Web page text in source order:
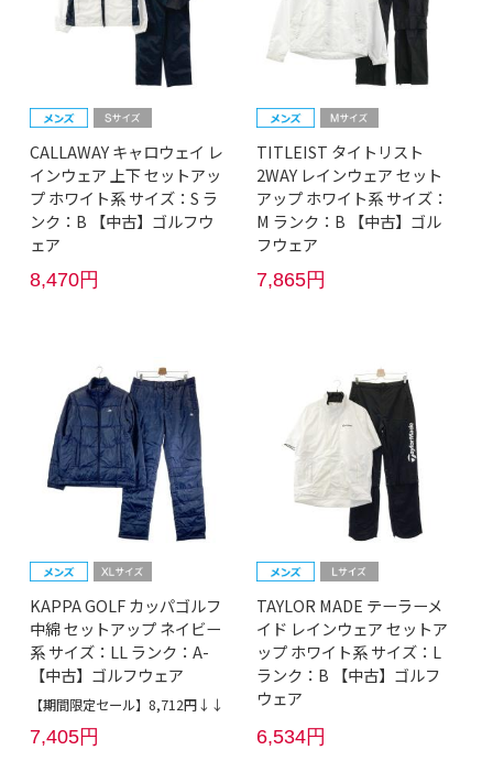
CALLAWAY キャロウェイ レ
インウェア 上下 セットアッ
プ ホワイト系 サイズ：S ラ
ンク：B 【中古】ゴルフウ
ェア
8,470円
TITLEIST タイトリスト
2WAY レインウェア セット
アップ ホワイト系 サイズ：
M ランク：B 【中古】ゴル
フウェア
7,865円
KAPPA GOLF カッパゴルフ
中綿 セットアップ ネイビー
系 サイズ：LL ランク：A-
【中古】ゴルフウェア
【期間限定セール】8,712円↓↓
7,405円
TAYLOR MADE テーラーメ
イド レインウェア セットア
ップ ホワイト系 サイズ：L
ランク：B 【中古】ゴルフ
ウェア
6,534円